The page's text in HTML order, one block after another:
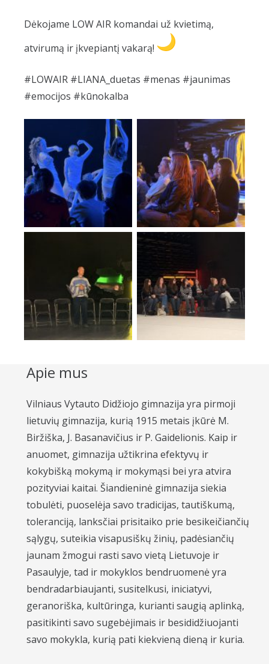
Dėkojame LOW AIR komandai už kvietimą,
atvirumą ir įkvepiantį vakarą!
#LOWAIR #LIANA_duetas #menas #jaunimas
#emocijos #kūnokalba
Apie mus
Vilniaus Vytauto Didžiojo gimnazija yra pirmoji
lietuvių gimnazija, kurią 1915 metais įkūrė M.
Biržiška, J. Basanavičius ir P. Gaidelionis. Kaip ir
anuomet, gimnazija užtikrina efektyvų ir
kokybišką mokymą ir mokymąsi bei yra atvira
pozityviai kaitai. Šiandieninė gimnazija siekia
tobulėti, puoselėja savo tradicijas, tautiškumą,
toleranciją, lanksčiai prisitaiko prie besikeičiančių
sąlygų, suteikia visapusiškų žinių, padėsiančių
jaunam žmogui rasti savo vietą Lietuvoje ir
Pasaulyje, tad ir mokyklos bendruomenė yra
bendradarbiaujanti, susitelkusi, iniciatyvi,
geranoriška, kultūringa, kurianti saugią aplinką,
pasitikinti savo sugebėjimais ir besididžiuojanti
savo mokykla, kurią pati kiekvieną dieną ir kuria.